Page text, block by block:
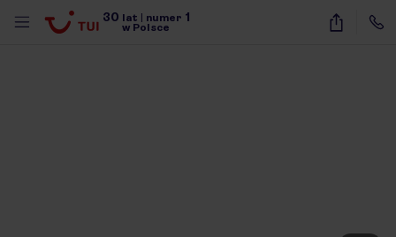
30 lat numer 1
w Polsce